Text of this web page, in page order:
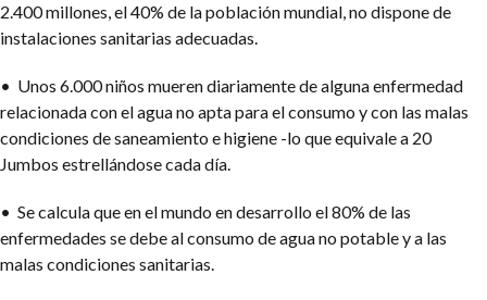
2.400 millones, el 40% de la población mundial, no dispone de
instalaciones sanitarias adecuadas.
• Unos 6.000 niños mueren diariamente de alguna enfermedad
relacionada con el agua no apta para el consumo y con las malas
condiciones de saneamiento e higiene -lo que equivale a 20
Jumbos estrellándose cada día.
• Se calcula que en el mundo en desarrollo el 80% de las
enfermedades se debe al consumo de agua no potable y a las
malas condiciones sanitarias.